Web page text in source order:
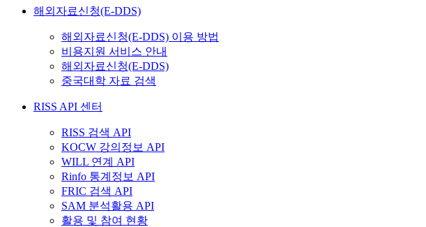
해외자료신청(E-DDS)
해외자료신청(E-DDS) 이용 방법
비용지원 서비스 안내
해외자료신청(E-DDS)
중국대학 자료 검색
RISS API 센터
RISS 검색 API
KOCW 강의정보 API
WILL 연계 API
Rinfo 통계정보 API
FRIC 검색 API
SAM 분석활용 API
활용 및 참여 현황